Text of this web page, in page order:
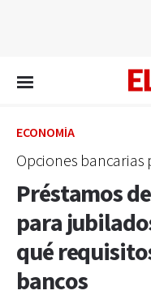
ECONOMÍA
Opciones bancarias
Préstamos
para
qué
bancos